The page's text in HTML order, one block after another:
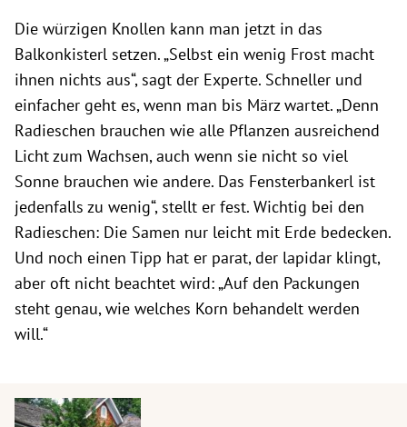
Die würzigen Knollen kann man jetzt in das
Balkonkisterl setzen. „Selbst ein wenig Frost macht
ihnen nichts aus“, sagt der Experte. Schneller und
einfacher geht es, wenn man bis März wartet. „Denn
Radieschen brauchen wie alle Pflanzen ausreichend
Licht zum Wachsen, auch wenn sie nicht so viel
Sonne brauchen wie andere. Das Fensterbankerl ist
jedenfalls zu wenig“, stellt er fest. Wichtig bei den
Radieschen: Die Samen nur leicht mit Erde bedecken.
Und noch einen Tipp hat er parat, der lapidar klingt,
aber oft nicht beachtet wird: „Auf den Packungen
steht genau, wie welches Korn behandelt werden
will.“